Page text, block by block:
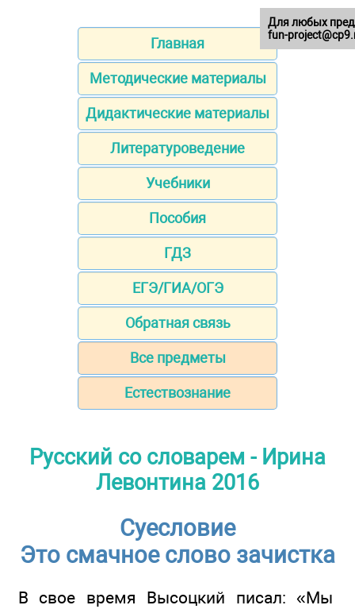
Главная
Методические материалы
Дидактические материалы
Литературоведение
Учебники
Пособия
ГДЗ
ЕГЭ/ГИА/ОГЭ
Обратная связь
Все предметы
Естествознание
Русский со словарем - Ирина
Левонтина 2016
Суесловие
Это смачное слово зачистка
В свое время Высоцкий писал: «Мы
Для любых
fun-